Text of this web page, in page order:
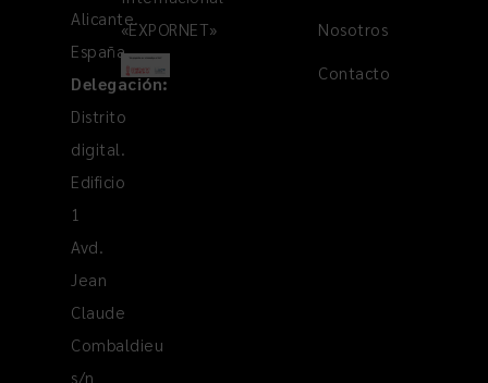
Alicante.
España
Delegación:
Distrito
digital.
Edificio
1
Avd.
Jean
Claude
Combaldieu
s/n
«EXPORNET»
Nosotros
Contacto